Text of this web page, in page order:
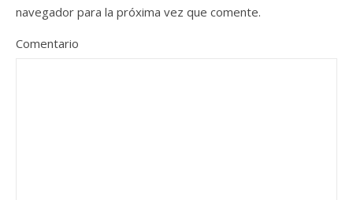
navegador para la próxima vez que comente.
Comentario